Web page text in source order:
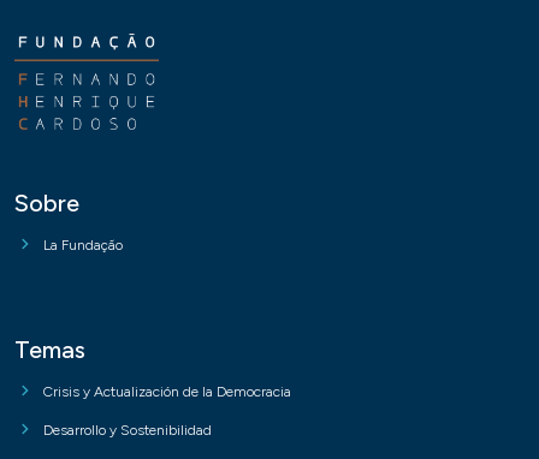
Sobre
La Fundação
Temas
Crisis y Actualización de la Democracia
Desarrollo y Sostenibilidad